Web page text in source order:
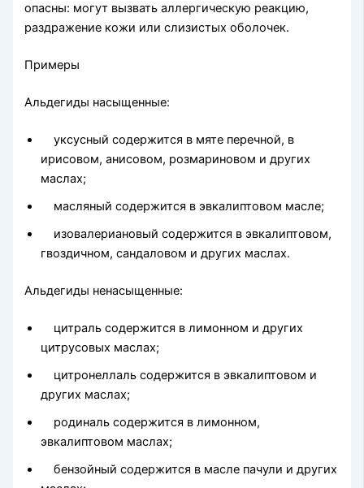
опасны: могут вызвать аллергическую реакцию,
раздражение кожи или слизистых оболочек.
Примеры
Альдегиды насыщенные:
уксусный содержится в мяте перечной, в
ирисовом, ани­совом, розмариновом и других
маслах;
масляный содержится в эвкалиптовом масле;
изовалериановый содержится в эвкалиптовом,
гвоздичном, сандаловом и других маслах.
Альдегиды ненасыщенные:
цитраль содержится в лимонном и других
цитрусовых мас­лах;
цитронеллаль содержится в эвкалиптовом и
других маслах;
родиналь содержится в лимонном,
эвкалиптовом маслах;
бензойный содержится в масле пачули и других